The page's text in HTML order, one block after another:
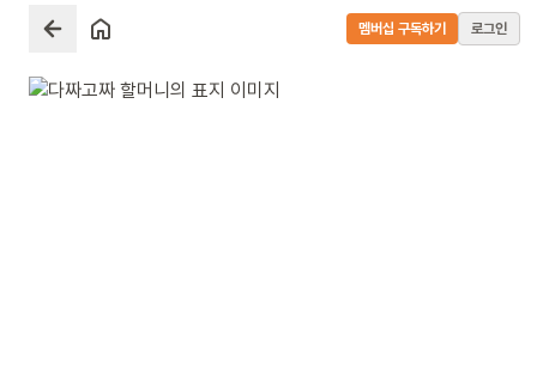
멤버십 구독하기 로그인